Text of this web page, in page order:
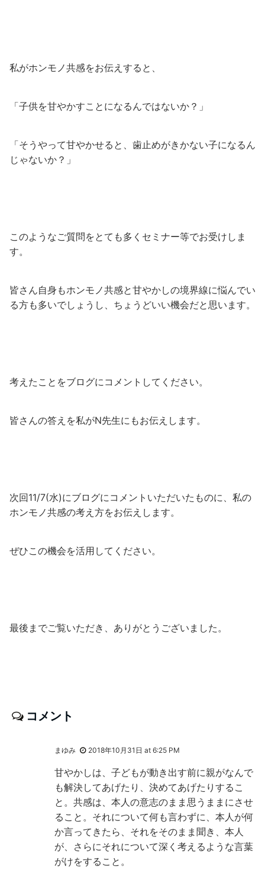
私がホンモノ共感をお伝えすると、
「子供を甘やかすことになるんではないか？」
「そうやって甘やかせると、歯止めがきかない子になるん
じゃないか？」
このようなご質問をとても多くセミナー等でお受けしま
す。
皆さん自身もホンモノ共感と甘やかしの境界線に悩んでい
る方も多いでしょうし、ちょうどいい機会だと思います。
考えたことをブログにコメントしてください。
皆さんの答えを私がN先生にもお伝えします。
次回11/7(水)にブログにコメントいただいたものに、私の
ホンモノ共感の考え方をお伝えします。
ぜひこの機会を活用してください。
最後までご覧いただき、ありがとうございました。
コメント
まゆみ 2018年10月31日 at 6:25 PM
甘やかしは、子どもが動き出す前に親がなんで
も解決してあげたり、決めてあげたりするこ
と。共感は、本人の意志のまま思うままにさせ
ること。それについて何も言わずに、本人が何
か言ってきたら、それをそのまま聞き、本人
が、さらにそれについて深く考えるような言葉
がけをすること。